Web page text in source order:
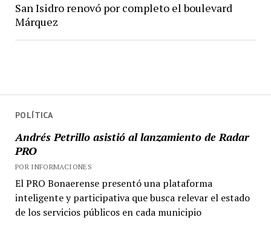
POLÍTICA
Andrés Petrillo asistió al lanzamiento de Radar
PRO
POR INFORMACIONES
El PRO Bonaerense presentó una plataforma
inteligente y participativa que busca relevar el estado
de los servicios públicos en cada municipio
San Isidro renovó por completo el boulevard
Márquez